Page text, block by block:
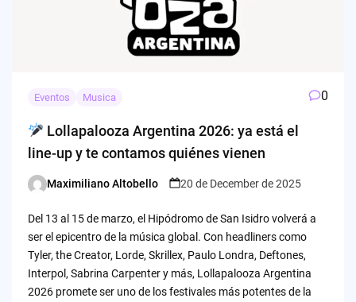
Eventos Musica 0
Lollapalooza Argentina 2026: ya está el
line-up y te contamos quiénes vienen
Posted
Maximiliano Altobello 20 de December de 2025
Del 13 al 15 de marzo, el Hipódromo de San Isidro volverá a
ser el epicentro de la música global. Con headliners como
Tyler, the Creator, Lorde, Skrillex, Paulo Londra, Deftones,
Interpol, Sabrina Carpenter y más, Lollapalooza Argentina
2026 promete ser uno de los festivales más potentes de la